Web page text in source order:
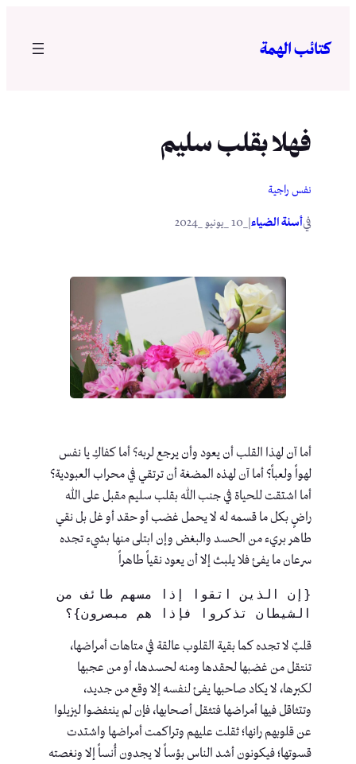
المحتوى
كتائب الهمة
فهلا بقلب سليم
نفس راجية
فيأسنة الضياء
أما آن لهذا القلب أن يعود وأن يرجع لربه؟ أما كفاكِ يا نفس
لهواً ولعباً؟ أما آن لهذه المضغة أن ترتقي في محراب العبودية؟
أما اشتقت للحياة في جنب الله بقلب سليم مقبل على الله
راضٍ بكل ما قسمه له لا يحمل غضب أو حقد أو غل بل نقي
طاهر بريء من الحسد والبغض وإن ابتلى منها بشيء تجده
سرعان ما يفئ فلا يلبث إلا أن يعود نقياً طاهراً
{إن الذين اتقوا إذا مسهم طائف من
الشيطان تذكروا فإذا هم مبصرون}؟
قلبٌ لا تجده كما بقية القلوب عالقة في متاهات أمراضها،
تنتقل من غضبها لحقدها ومنه لحسدها، أو من عجبها
لكبرها، لا يكاد صاحبها يفئ لنفسه إلا وقع من جديد،
وتتثاقل فيها أمراضها فتثقل أصحابها، فإن لم ينتفضوا ليزيلوا
عن قلوبهم رانها؛ ثقلت عليهم وتراكمت أمراضها واشتدت
قسوتها؛ فيكونون أشد الناس بؤساً لا يجدون أُنساً إلا ونغصته